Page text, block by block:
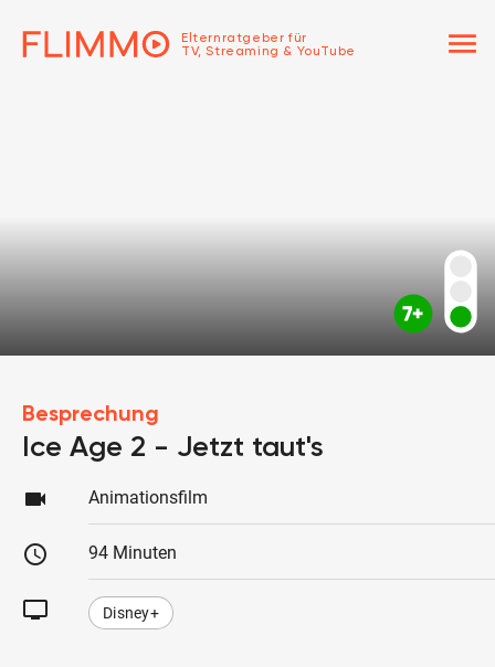
Elternratgeber für
TV, Streaming & YouTube
menu
Besprechung
Ice Age 2 - Jetzt taut's
videocam Animationsfilm
schedule 94 Minuten
tv Disney+